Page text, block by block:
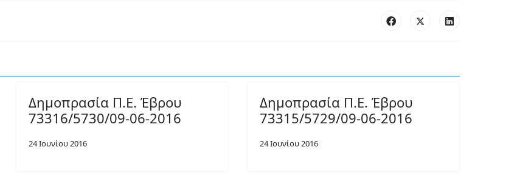
Δημοπρασία Π.Ε. Έβρου
73316/5730/09-06-2016
24 Ιουνίου 2016
Δημοπρασία Π.Ε. Έβρου
73315/5729/09-06-2016
24 Ιουνίου 2016